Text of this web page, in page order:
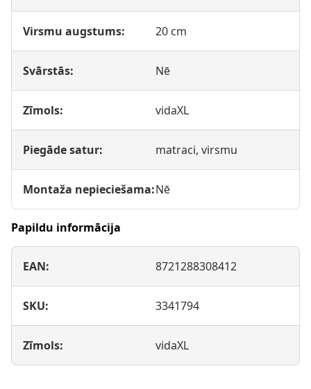
Virsmu augstums: 20 cm
Svārstās: Nē
Zīmols: vidaXL
Piegāde satur: matraci, virsmu
Montaža nepieciešama:Nē
Papildu informācija
EAN: 8721288308412
SKU: 3341794
Zīmols: vidaXL